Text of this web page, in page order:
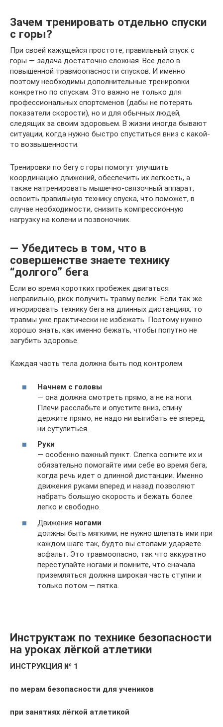
Зачем тренировать отдельно спуски
с горы?
При своей кажущейся простоте, правильный спуск с
горы — задача достаточно сложная. Все дело в
повышенной травмоопасности спусков. И именно
поэтому необходимы дополнительные тренировки
конкретно по спускам. Это важно не только для
профессиональных спортсменов (дабы не потерять
показатели скорости), но и для обычных людей,
следящих за своим здоровьем. В жизни иногда бывают
ситуации, когда нужно быстро спуститься вниз с какой-
то возвышенности.
Тренировки по бегу с горы помогут улучшить
координацию движений, обеспечить их легкость, а
также натренировать мышечно-связочный аппарат,
освоить правильную технику спуска, что поможет, в
случае необходимости, снизить компрессионную
нагрузку на колени и позвоночник.
— Убедитесь в том, что в
совершенстве знаете технику
“долгого” бега
Если во время коротких пробежек двигаться
неправильно, риск получить травму велик. Если так же
игнорировать технику бега на длинных дистанциях, то
травмы уже практически не избежать. Поэтому нужно
хорошо знать, как именно бежать, чтобы попутно не
загубить здоровье.
Каждая часть тела должна быть под контролем.
Начнем с головы
— она должна смотреть прямо, а не на ноги.
Плечи расслабьте и опустите вниз, спину
держите прямо, не надо ни выгибать ее вперед,
ни сутулиться.
Руки
— особенно важный пункт. Слегка согните их и
обязательно помогайте ими себе во время бега,
когда речь идет о длинной дистанции. Именно
движения руками вперед и назад позволяют
набрать большую скорость и бежать более
легко и свободно.
Движения ногами
должны быть мягкими, не нужно шлепать ими при
каждом шаге так, будто вы стопами ударяете
асфальт. Это травмоопасно, так что аккуратно
переступайте ногами и помните, что сначала
приземляться должна широкая часть ступни и
только потом — пятка.
Инструктаж по технике безопасности
на уроках лёгкой атлетики
ИНСТРУКЦИЯ № 1
по мерам безопасности для учеников
при занятиях лёгкой атлетикой